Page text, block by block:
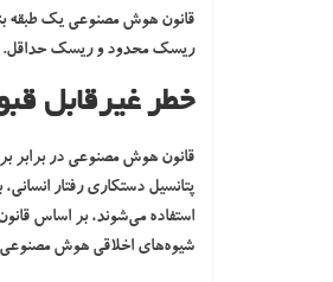
قانون هوش مصنوعی یک طبقه
ریسک محدود و ریسک حداقل.
خطر غیرقابل
قانون هوش مصنوعی در برابر
پتانسیل دستکاری رفتار
استفاده می‌شوند، بر اساس
شیوه‌های اخلاقی هوش